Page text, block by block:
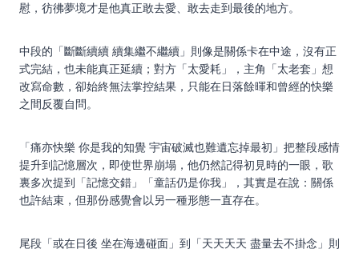
慰，彷彿夢境才是他真正敢去愛、敢去走到最後的地方。
中段的「斷斷續續 續集繼不繼續」則像是關係卡在中途，沒有正
式完結，也未能真正延續；對方「太愛耗」，主角「太老套」想
改寫命數，卻始終無法掌控結果，只能在日落餘暉和曾經的快樂
之間反覆自問。
「痛亦快樂 你是我的知覺 宇宙破滅也難遺忘掉最初」把整段感情
提升到記憶層次，即使世界崩塌，他仍然記得初見時的一眼，歌
裏多次提到「記憶交錯」「童話仍是你我」，其實是在說：關係
也許結束，但那份感覺會以另一種形態一直存在。
尾段「或在日後 坐在海邊碰面」到「天天天天 盡量去不掛念」則